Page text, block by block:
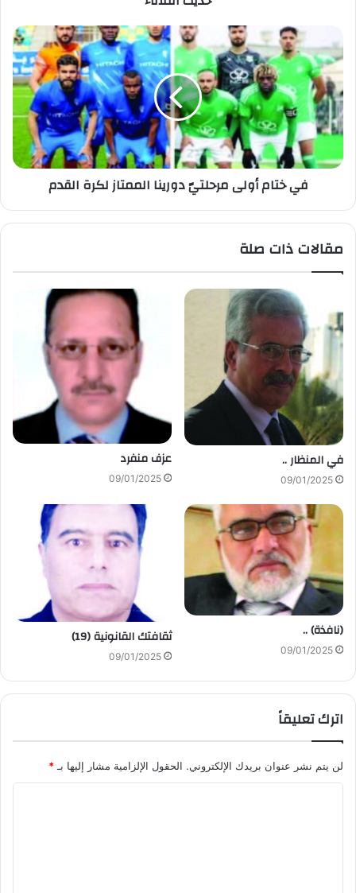
في ختام أولى مرحلتيّ دورينا الممتاز لكرة القدم
مقالات ذات صلة
في المنظار ..
09/01/2025
عزف منفرد
09/01/2025
(نافذة) ..
09/01/2025
ثقافتك القانونية (19)
09/01/2025
اترك تعليقاً
لن يتم نشر عنوان بريدك الإلكتروني. الحقول الإلزامية مشار إليها بـ *